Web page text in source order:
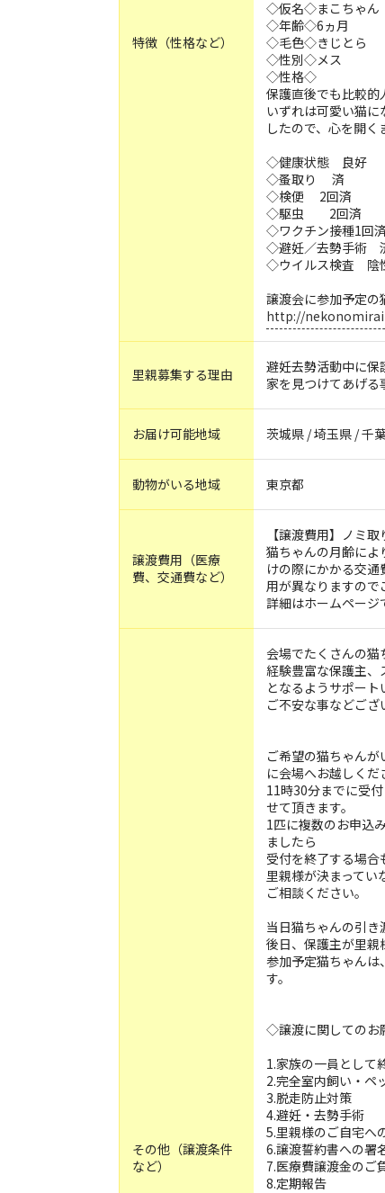
特徴（性格など）
◇仮名◇まこちゃん
◇年齢◇6ヵ月
◇毛色◇きじとら
◇性別◇メス
◇性格◇
保護直後でも比較的
いずれは可愛い猫に
したので、心を開く
◇健康状態 良好
◇蚤取り 済
◇検便 2回済
◇駆虫 2回済
◇ワクチン接種1回済
◇避妊／去勢手術
◇ウイルス検査 陰
譲渡会に参加予定の
http://
里親募集する理由
避妊去勢活動中に
家を見つけてあげる
お届け可能地域 茨城県 / 埼玉県 / 千
動物がいる地域 東京都
譲渡費用（医療
費、交通費など）
【譲渡費用】ノミ
猫ちゃんの月齢に
けの際にかかる交
用が異なりますので
詳細はホームページ
その他（譲渡条件
など）
会場でたくさんの猫
経験豊富な保護主、
となるようサポート
ご不安な事などござ
ご希望の猫ちゃん
に会場へお越しくだ
11時30分までに受
せて頂きます。
1匹に複数のお申込
ましたら
受付を終了する場合
里親様が決まってい
ご相談ください。
当日猫ちゃんの引き
後日、保護主が里親
参加予定猫ちゃんは
す。
◇譲渡に関してのお
1.家族の一員として
2.完全室内飼い・ペ
3.脱走防止対策
4.避妊・去勢手術
5.里親様のご自宅へ
6.譲渡誓約書への署
7.医療費譲渡金のご
8.定期報告